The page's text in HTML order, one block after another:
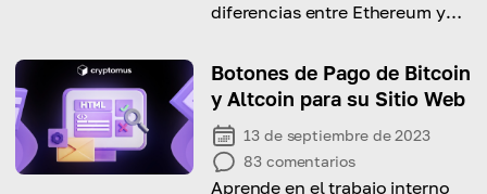
diferencias entre Ethereum y
elegir entre los dos!
Botones de Pago de Bitcoin
y Altcoin para su Sitio Web
13 de septiembre de 2023
83 comentarios
Aprende en el trabajo interno